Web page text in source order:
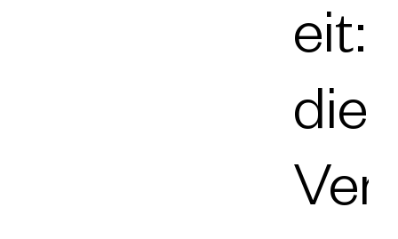
eit:
die